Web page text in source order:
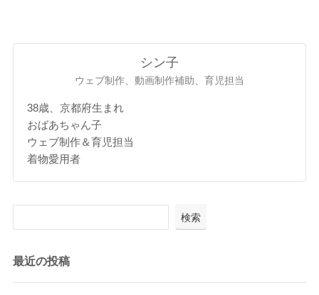
シン子
ウェブ制作、動画制作補助、育児担当
38歳、京都府生まれ
おばあちゃん子
ウェブ制作＆育児担当
着物愛用者
検索
最近の投稿